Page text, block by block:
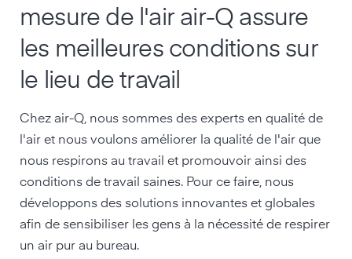
mesure de l'air air-Q assure
les meilleures conditions sur
le lieu de travail
Chez air-Q, nous sommes des experts en qualité de
l'air et nous voulons améliorer la qualité de l'air que
nous respirons au travail et promouvoir ainsi des
conditions de travail saines. Pour ce faire, nous
développons des solutions innovantes et globales
afin de sensibiliser les gens à la nécessité de respirer
un air pur au bureau.